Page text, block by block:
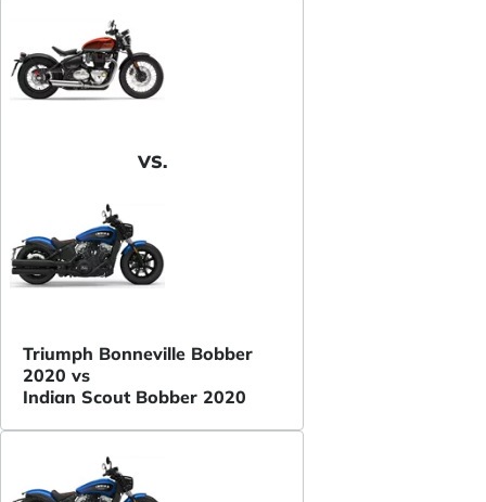
VS.
Triumph Bonneville Bobber
2020 vs
Indian Scout Bobber 2020